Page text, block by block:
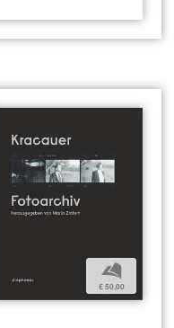
b
€ 50,00